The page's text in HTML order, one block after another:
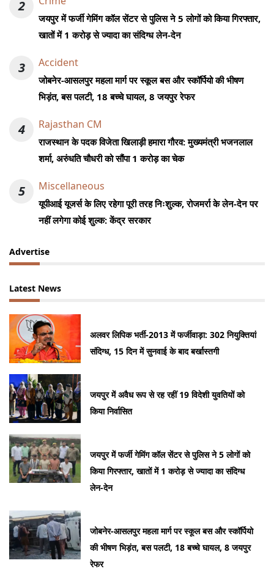
2
जयपुर में फर्जी गेमिंग कॉल सेंटर से पुलिस ने 5 लोगों को किया गिरफ्तार,
खातों में 1 करोड़ से ज्यादा का संदिग्ध लेन-देन
3 Accident
जोबनेर-आसलपुर महला मार्ग पर स्कूल बस और स्कॉर्पियो की भीषण
भिड़ंत, बस पलटी, 18 बच्चे घायल, 8 जयपुर रेफर
4 Rajasthan CM
राजस्थान के पदक विजेता खिलाड़ी हमारा गौरव: मुख्यमंत्री भजनलाल
शर्मा, अरुंधति चौधरी को सौंपा 1 करोड़ का चेक
5 Miscellaneous
यूपीआई यूजर्स के लिए रहेगा पूरी तरह निःशुल्क, रोजमर्रा के लेन-देन पर
नहीं लगेगा कोई शुल्क: केंद्र सरकार
Advertise
Latest News
अलवर लिपिक भर्ती-2013 में फर्जीवाड़ा: 302 नियुक्तियां
संदिग्ध, 15 दिन में सुनवाई के बाद बर्खास्तगी
जयपुर में अवैध रूप से रह रहीं 19 विदेशी युवतियों को
किया निर्वासित
जयपुर में फर्जी गेमिंग कॉल सेंटर से पुलिस ने 5 लोगों को
किया गिरफ्तार, खातों में 1 करोड़ से ज्यादा का संदिग्ध
लेन-देन
जोबनेर-आसलपुर महला मार्ग पर स्कूल बस और स्कॉर्पियो
की भीषण भिड़ंत, बस पलटी, 18 बच्चे घायल, 8 जयपुर
रेफर